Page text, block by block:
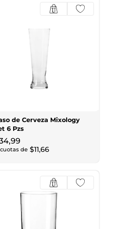
de Cerveza Mixology
6 Pzs
,99
cuotas de $11,66